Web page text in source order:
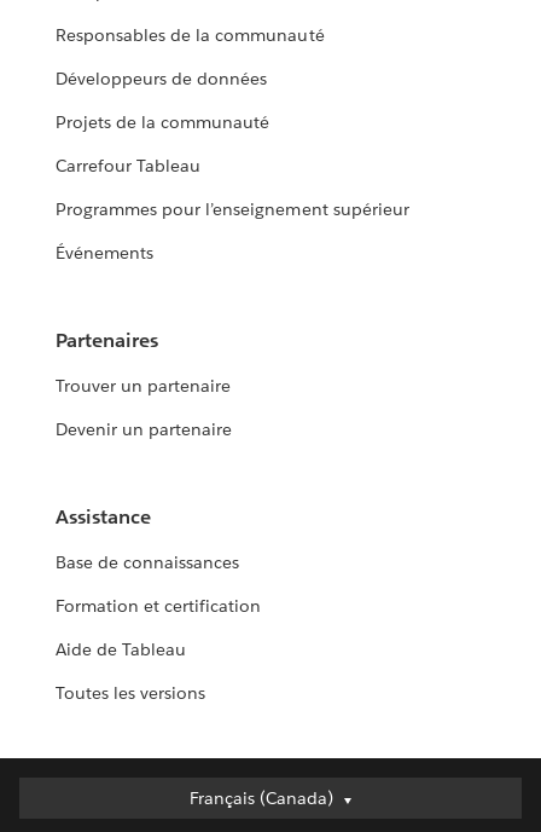
Responsables de la communauté
Développeurs de données
Projets de la communauté
Carrefour Tableau
Programmes pour l’enseignement supérieur
Événements
Partenaires
Trouver un partenaire
Devenir un partenaire
Assistance
Base de connaissances
Formation et certification
Aide de Tableau
Toutes les versions
Français (Canada)
Français (Canada)